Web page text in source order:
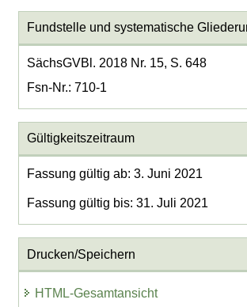
Fundstelle und systematische
SächsGVBl. 2018 Nr. 15, S. 648
Fsn-Nr.: 710-1
Gültigkeitszeitraum
Fassung gültig ab: 3. Juni 2021
Fassung gültig bis: 31. Juli 2021
Drucken/Speichern
HTML-Gesamtansicht